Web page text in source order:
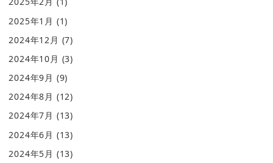
2025年1月 (1)
2024年12月 (7)
2024年10月 (3)
2024年9月 (9)
2024年8月 (12)
2024年7月 (13)
2024年6月 (13)
2024年5月 (13)